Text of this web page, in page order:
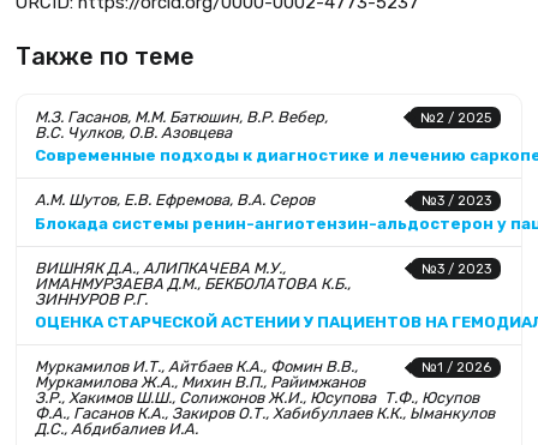
Также по теме
№2 / 2025
М.З. Гасанов, М.М. Батюшин, В.Р. Вебер,
В.С. Чулков, О.В. Азовцева
Современные подходы к диагностике и лечению
№3 / 2023
А.М. Шутов, Е.В. Ефремова, В.А. Серов
Блокада системы ренин-ангиотензин-альдостерон у
№3 / 2023
ВИШНЯК Д.А., АЛИПКАЧЕВА М.У.,
ИМАНМУРЗАЕВА Д.М., БЕКБОЛАТОВА К.Б.,
ЗИННУРОВ Р.Г.
ОЦЕНКА СТАРЧЕСКОЙ АСТЕНИИ У ПАЦИЕНТОВ НА
№1 / 2026
Муркамилов И.Т., Айтбаев К.А., Фомин В.В.,
Муркамилова Ж.А., Михин В.П., Райимжанов
З.Р., Хакимов Ш.Ш., Солижонов Ж.И., Юсупова Т.Ф., Юсупов
Ф.А., Гасанов К.А., Закиров О.Т., Хабибуллаев К.К., Ыманкулов
Д.С., Абдибалиев И.А.